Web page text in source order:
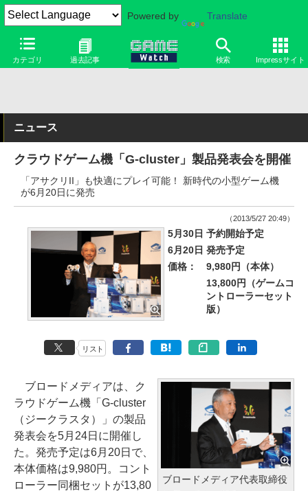
Powered by Translate
カテゴリ 過去記事 検索 Impressサイト
ニュース
クラウドゲーム機「G-cluster」製品発表会を開催
「アサクリII」も快適にプレイ可能！ 新時代の小型ゲーム機
が6月20日に発売
（2013/5/27 20:49）
5月30日 予約開始予定
6月20日 発売予定
価格：
9,980円（本体）
13,800円（ゲームコ
ントローラーセット
版）
リスト
ブロードメディア代表取締役
ブロードメディアは、ク
ラウドゲーム機「G-cluster
（ジークラスタ）」の製品
発表会を5月24日に開催し
た。発売予定は6月20日で、
本体価格は9,980円。コント
ローラー同梱セットが13,80